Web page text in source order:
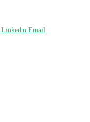
Linkedin Email